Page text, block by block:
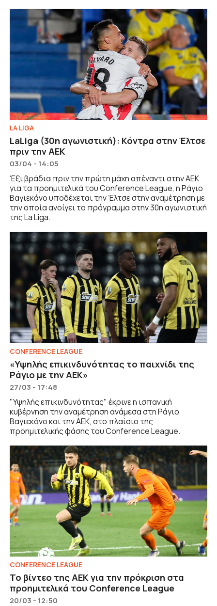
LA LIGA
LaLiga (30η αγωνιστική): Κόντρα στην Έλτσε
πριν την ΑΕΚ
03/04 - 14:05
Έξι βράδια πριν την πρώτη μάχη απέναντι στην ΑΕΚ
για τα προημιτελικά του Conference League, η Ράγιο
Βαγιεκάνο υποδέχεται την Έλτσε στην αναμέτρηση με
την οποία ανοίγει το πρόγραμμα στην 30η αγωνιστική
της La Liga.
CONFERENCE LEAGUE
«Υψηλής επικινδυνότητας το παιχνίδι της
Ράγιο με την ΑΕΚ»
27/03 - 17:48
"Υψηλής επικινδυνότητας" έκρινε η ισπανική
κυβέρνηση την αναμέτρηση ανάμεσα στη Ράγιο
Βαγιεκάνο και την ΑΕΚ, στο πλαίσιο της
προημιτελικής φάσης του Conference League.
CONFERENCE LEAGUE
Το βίντεο της ΑΕΚ για την πρόκριση στα
προημιτελικά του Conference League
20/03 - 12:50